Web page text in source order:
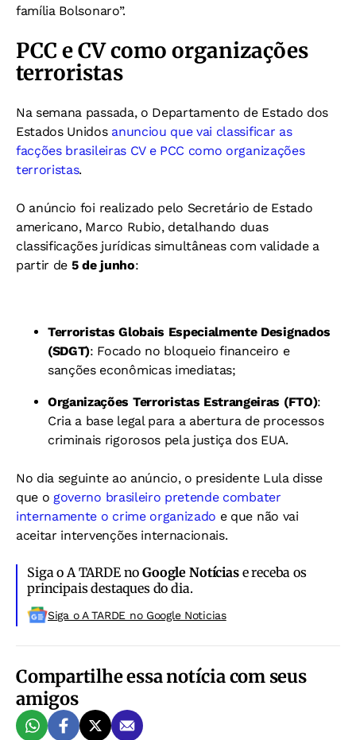
família Bolsonaro”.
PCC e CV como organizações
terroristas
Na semana passada, o Departamento de Estado dos
Estados Unidos anunciou que vai classificar as
facções brasileiras CV e PCC como organizações
terroristas.
O anúncio foi realizado pelo Secretário de Estado
americano, Marco Rubio, detalhando duas
classificações jurídicas simultâneas com validade a
partir de 5 de junho:
Terroristas Globais Especialmente Designados
(SDGT): Focado no bloqueio financeiro e
sanções econômicas imediatas;
Organizações Terroristas Estrangeiras (FTO):
Cria a base legal para a abertura de processos
criminais rigorosos pela justiça dos EUA.
No dia seguinte ao anúncio, o presidente Lula disse
que o governo brasileiro pretende combater
internamente o crime organizado e que não vai
aceitar intervenções internacionais.
Siga o A TARDE noGoogle Notíciase receba os
principais destaques do dia.
Siga o A TARDE no Google Noticias
Compartilhe essa notícia com seus
amigos